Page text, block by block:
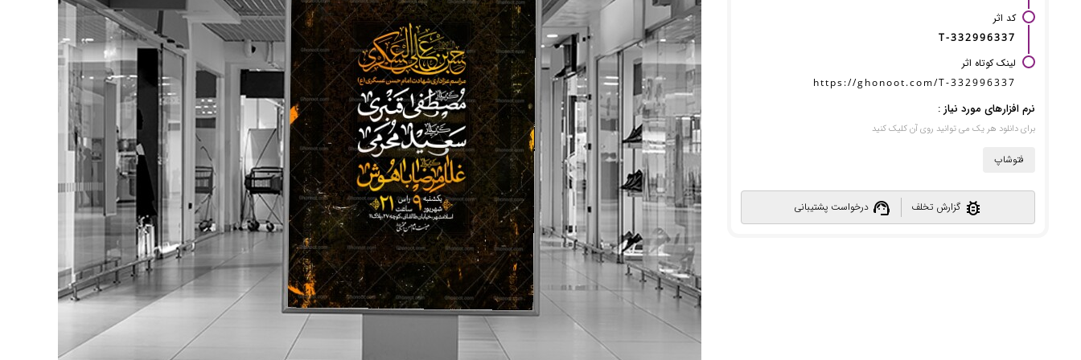
کد اثر
T-332996337
لینک کوتاه اثر
https://ghonoot.com/T-332996337
نرم افزارهای مورد نیاز :
برای دانلود هر یک می توانید روی آن کلیک کنید
فتوشاپ
bug_report گزارش تخلف support_agent درخواست پشتیبانی